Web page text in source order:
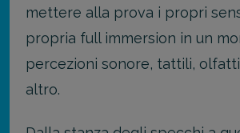
mettere alla prova i propri
propria full immersion in un
percezioni sonore, tattili,
altro.